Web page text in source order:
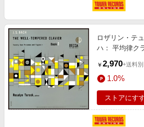
ロザリン・テ
ハ： 平均律ク
スタリング)＜
＞[PROC2436]
￥ 2,970+送料別
1.0%
ストアにす